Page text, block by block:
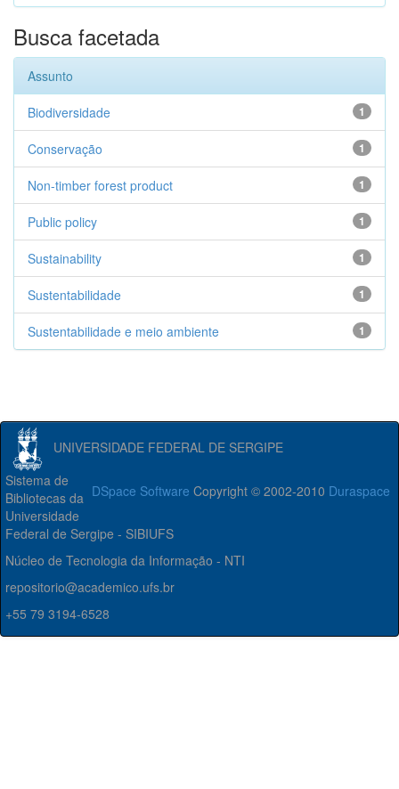
Busca facetada
Assunto
1
Biodiversidade
1
Conservação
1
Non-timber forest product
1
Public policy
1
Sustainability
1
Sustentabilidade
1
Sustentabilidade e meio ambiente
UNIVERSIDADE FEDERAL DE SERGIPE
DSpace Software Copyright © 2002-2010 Duraspace
Sistema de
Bibliotecas da
Universidade
Federal de Sergipe - SIBIUFS
Núcleo de Tecnologia da Informação - NTI
repositorio@academico.ufs.br
+55 79 3194-6528